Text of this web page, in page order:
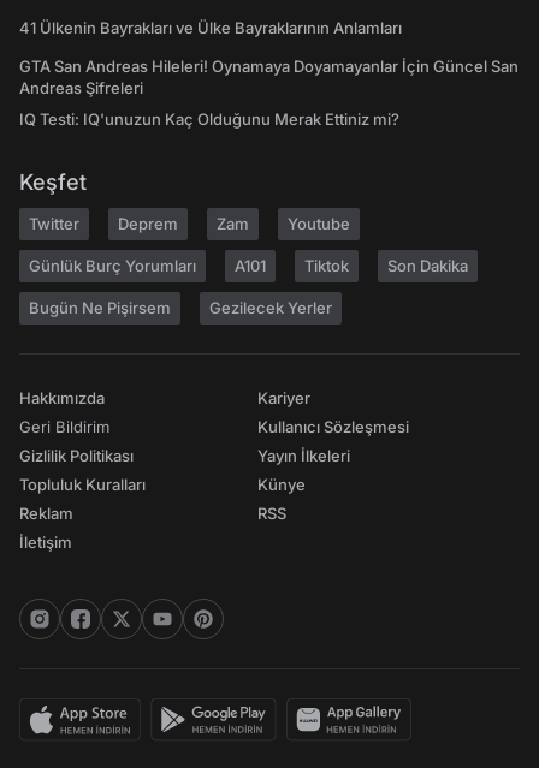
41 Ülkenin Bayrakları ve Ülke Bayraklarının Anlamları
GTA San Andreas Hileleri! Oynamaya Doyamayanlar İçin Güncel San
Andreas Şifreleri
IQ Testi: IQ'unuzun Kaç Olduğunu Merak Ettiniz mi?
Keşfet
Twitter Deprem Zam Youtube
Günlük Burç Yorumları A101 Tiktok Son Dakika
Bugün Ne Pişirsem Gezilecek Yerler
Hakkımızda
Geri Bildirim
Gizlilik Politikası
Topluluk Kuralları
Reklam
İletişim
Kariyer
Kullanıcı Sözleşmesi
Yayın İlkeleri
Künye
RSS